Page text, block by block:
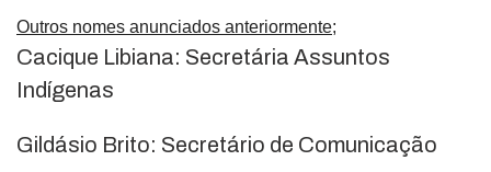
Outros nomes anunciados anteriormente;
Cacique Libiana: Secretária Assuntos
Indígenas
Gildásio Brito: Secretário de Comunicação